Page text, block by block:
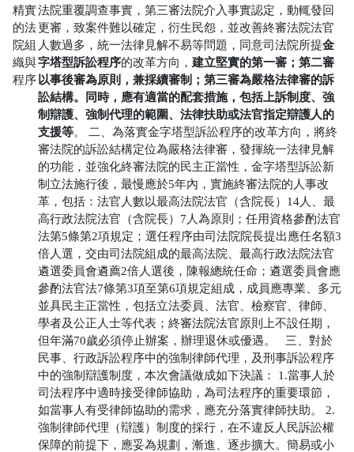
精實
的法
院組
織與
程序
法院重覆調查事實，第三審法院介入事實認定，動輒發回
更審，致案件難以確定，衍生民怨，並改善終審法院法官
人數過多，統一法律見解不易等問題，同意司法院所提金
字塔型訴訟程序的改革方向， 建立堅實的第一審；第二審
以事後審為原則，兼採續審制；第三審為嚴格法律審的訴
訟結構。同時，應有適當的配套措施，包括上訴制度、強
制辯護、強制代理的範圍、法律扶助或法官指定辯護人的
支援等。
二、為落實金字塔型訴訟程序的改革方向，將終
審法院的訴訟結構定位為嚴格法律審，發揮統一法律見解
的功能，並強化終審法院的民主正當性，金字塔型訴訟新
制立法施行後，最慢應於5年內，實施終審法院的人事改
革，包括：法官人數以最高法院法官（含院長）14人、最
高行政法院法官（含院長）7人為原則；任用資格參酌法官
法第5條第2項規定；選任程序由司法院院長提出應任名額3
倍人選，交由司法院組成的最高法院、最高行政法院法官
遴選委員會遴薦2倍人選後，陳報總統任命；遴選委員會應
參酌法官法7條第3項至第6項規定組成，成員應專業、多元
並具民主正當性，包括立法委員、法官、檢察官、律師、
學者及公正人士等代表；終審法院法官原則上不設任期，
但年滿70歲必須停止辦案，辦理退休或優遇。
三、對於
民事、行政訴訟程序中的強制律師代理，及刑事訴訟程序
中的強制辯護制度，本次會議做成如下決議：
1.當事人於
司法程序中適時接受律師協助，為司法程序的重要環節，
如當事人有受律師協助的需求，應充分落實律師扶助。
2.
強制律師代理（辯護）制度的採行，在不違反人民訴訟權
保障的前提下，應妥為規劃，漸進、逐步擴大。簡易或小